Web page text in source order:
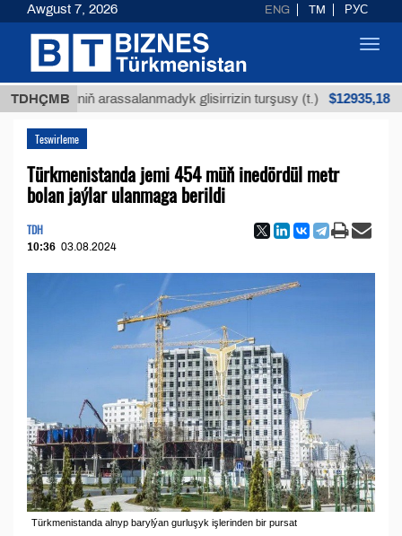
TDHÇMB
arassalanmadyk glisirrizin turşusy (t.) $12935,18 Az
Teswirleme
Türkmenistanda jemi 454 müň inedördül metr
bolan jaýlar ulanmaga berildi
TDH
10:36 03.08.2024
Türkmenistanda alnyp barylýan gurluşyk işlerinden bir pursat
Awgust 7, 2026 ENG TM РУС